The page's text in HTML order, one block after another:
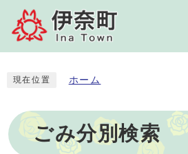
現在位置 ホーム
ごみ分別検索